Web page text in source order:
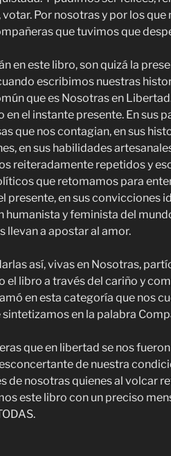
Por nosotras y por los que
que tuvimos que
en este libro, son quizá la
escribimos nuestras
que es Nosotras en
en el instante presente. En sus
que nos contagian, en sus
en sus habilidades
reiteradamente repetidos y
que retomamos para
presente, en sus convicciones
humanista y feminista del
llevan a apostar al amor.
así, vivas en Nosotras,
el libro a través del cariño y
en esta categoría que nos
en la palabra
que en libertad se nos
de nuestra
de nosotras quienes al volcar
este libro con un preciso